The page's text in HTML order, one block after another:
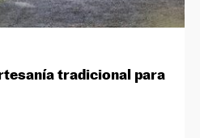
tradicional para